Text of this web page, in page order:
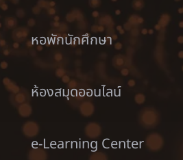
หอพักนักศึกษา
ห้องสมุดออนไลน์
e-Learning Center